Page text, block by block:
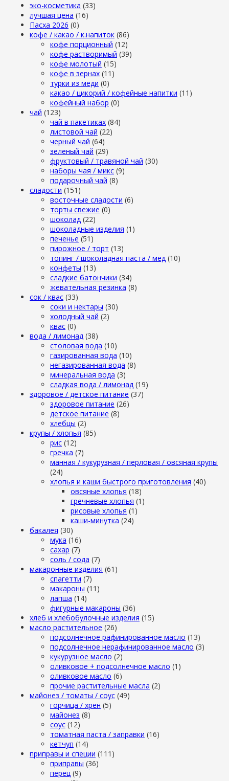
эко-косметика (33)
лучшая цена (16)
Пасха 2026 (0)
кофе / какао / к.напиток (86)
кофе порционный (12)
кофе растворимый (39)
кофе молотый (15)
кофе в зернах (11)
турки из меди (0)
какао / цикорий / кофейные напитки (11)
кофейный набор (0)
чай (123)
чай в пакетиках (84)
листовой чай (22)
черный чай (64)
зеленый чай (29)
фруктовый / травяной чай (30)
наборы чая / микс (9)
подарочный чай (8)
сладости (151)
восточные сладости (6)
торты свежие (0)
шоколад (22)
шоколадные изделия (1)
печенье (51)
пирожное / торт (13)
топинг / шоколадная паста / мед (10)
конфеты (13)
сладкие батончики (34)
жевательная резинка (8)
сок / квас (33)
соки и нектары (30)
холодный чай (2)
квас (0)
вода / лимонад (38)
столовая вода (10)
газированная вода (10)
негазированная вода (8)
минеральная вода (3)
сладкая вода / лимонад (19)
здоровое / детское питание (37)
здоровое питание (26)
детское питание (8)
хлебцы (2)
крупы / хлопья (85)
рис (12)
гречка (7)
манная / кукурузная / перловая / овсяная крупы
(24)
хлопья и каши быстрого приготовления (40)
овсяные хлопья (18)
гречневые хлопья (1)
рисовые хлопья (1)
каши-минутка (24)
бакалея (30)
мука (16)
сахар (7)
cоль / cода (7)
макаронные изделия (61)
cпагетти (7)
макароны (11)
лапша (14)
фигурные макароны (36)
хлеб и хлебобулочные изделия (15)
масло растительное (26)
подсолнечное рафинированное масло (13)
подсолнечное нерафинированное масло (3)
кукурузное масло (2)
оливковое + подсолнечное масло (1)
оливковое масло (6)
прочие растительные масла (2)
майонез / томаты / соус (49)
горчица / хрен (5)
майонез (8)
соус (12)
томатная паста / заправки (16)
кетчуп (14)
приправы и специи (111)
приправы (36)
перец (9)